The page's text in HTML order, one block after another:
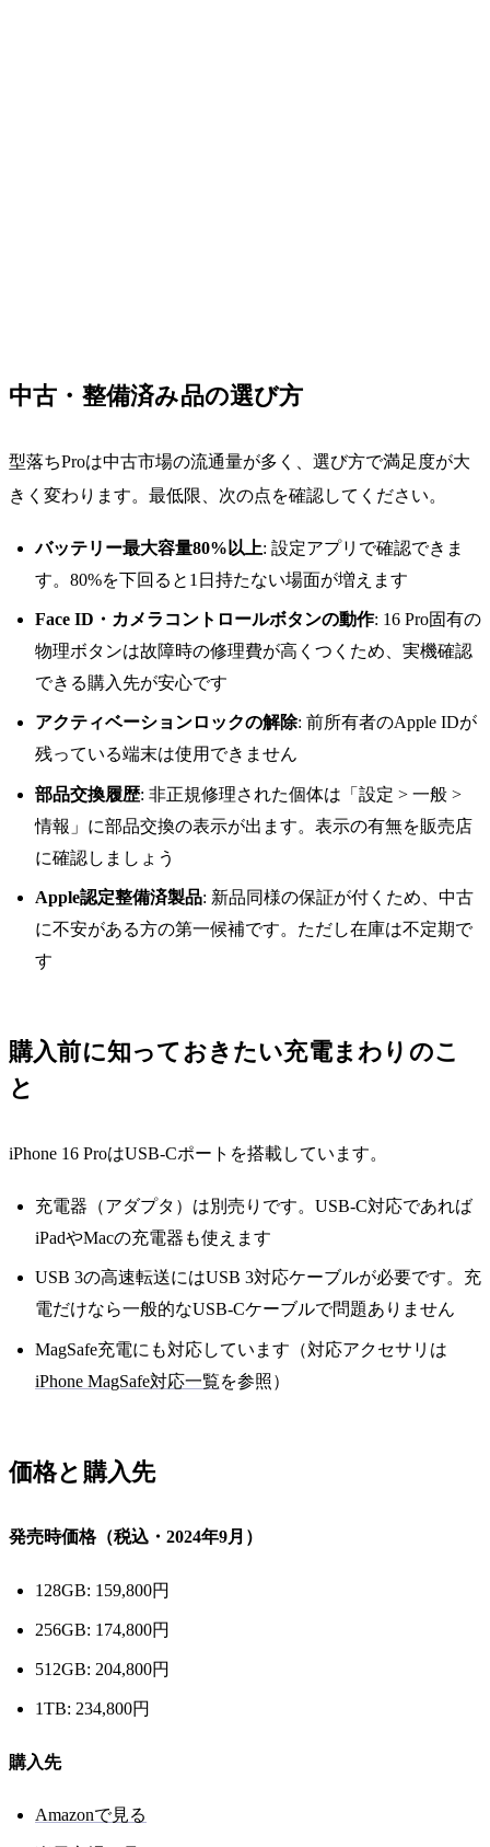
中古・整備済み品の選び方
型落ちProは中古市場の流通量が多く、選び方で満足度が大
きく変わります。最低限、次の点を確認してください。
バッテリー最大容量80%以上: 設定アプリで確認できま
す。80%を下回ると1日持たない場面が増えます
Face ID・カメラコントロールボタンの動作: 16 Pro固有の
物理ボタンは故障時の修理費が高くつくため、実機確認
できる購入先が安心です
アクティベーションロックの解除: 前所有者のApple IDが
残っている端末は使用できません
部品交換履歴: 非正規修理された個体は「設定 > 一般 >
情報」に部品交換の表示が出ます。表示の有無を販売店
に確認しましょう
Apple認定整備済製品: 新品同様の保証が付くため、中古
に不安がある方の第一候補です。ただし在庫は不定期で
す
購入前に知っておきたい充電まわりのこ
と
iPhone 16 ProはUSB-Cポートを搭載しています。
充電器（アダプタ）は別売りです。USB-C対応であれば
iPadやMacの充電器も使えます
USB 3の高速転送にはUSB 3対応ケーブルが必要です。充
電だけなら一般的なUSB-Cケーブルで問題ありません
MagSafe充電にも対応しています（対応アクセサリは
iPhone MagSafe対応一覧を参照）
価格と購入先
発売時価格（税込・2024年9月）
128GB: 159,800円
256GB: 174,800円
512GB: 204,800円
1TB: 234,800円
購入先
Amazonで見る